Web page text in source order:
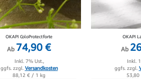
OKAPI ColoProtect forte
Ab 74,90 €
Inkl. 7% Ust.,
ggfs. zzgl. Versandkosten
88,12 € / 1 kg
OKAPI
Ab
Inkl.
ggfs. zzgl.
53,80